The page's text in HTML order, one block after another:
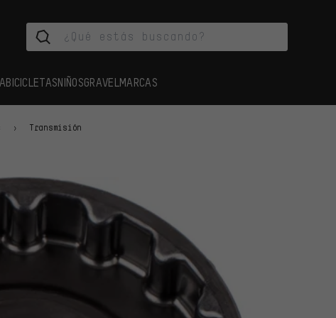
BICICLETASNIÑOSGRAVEL MARCAS
Transmisión